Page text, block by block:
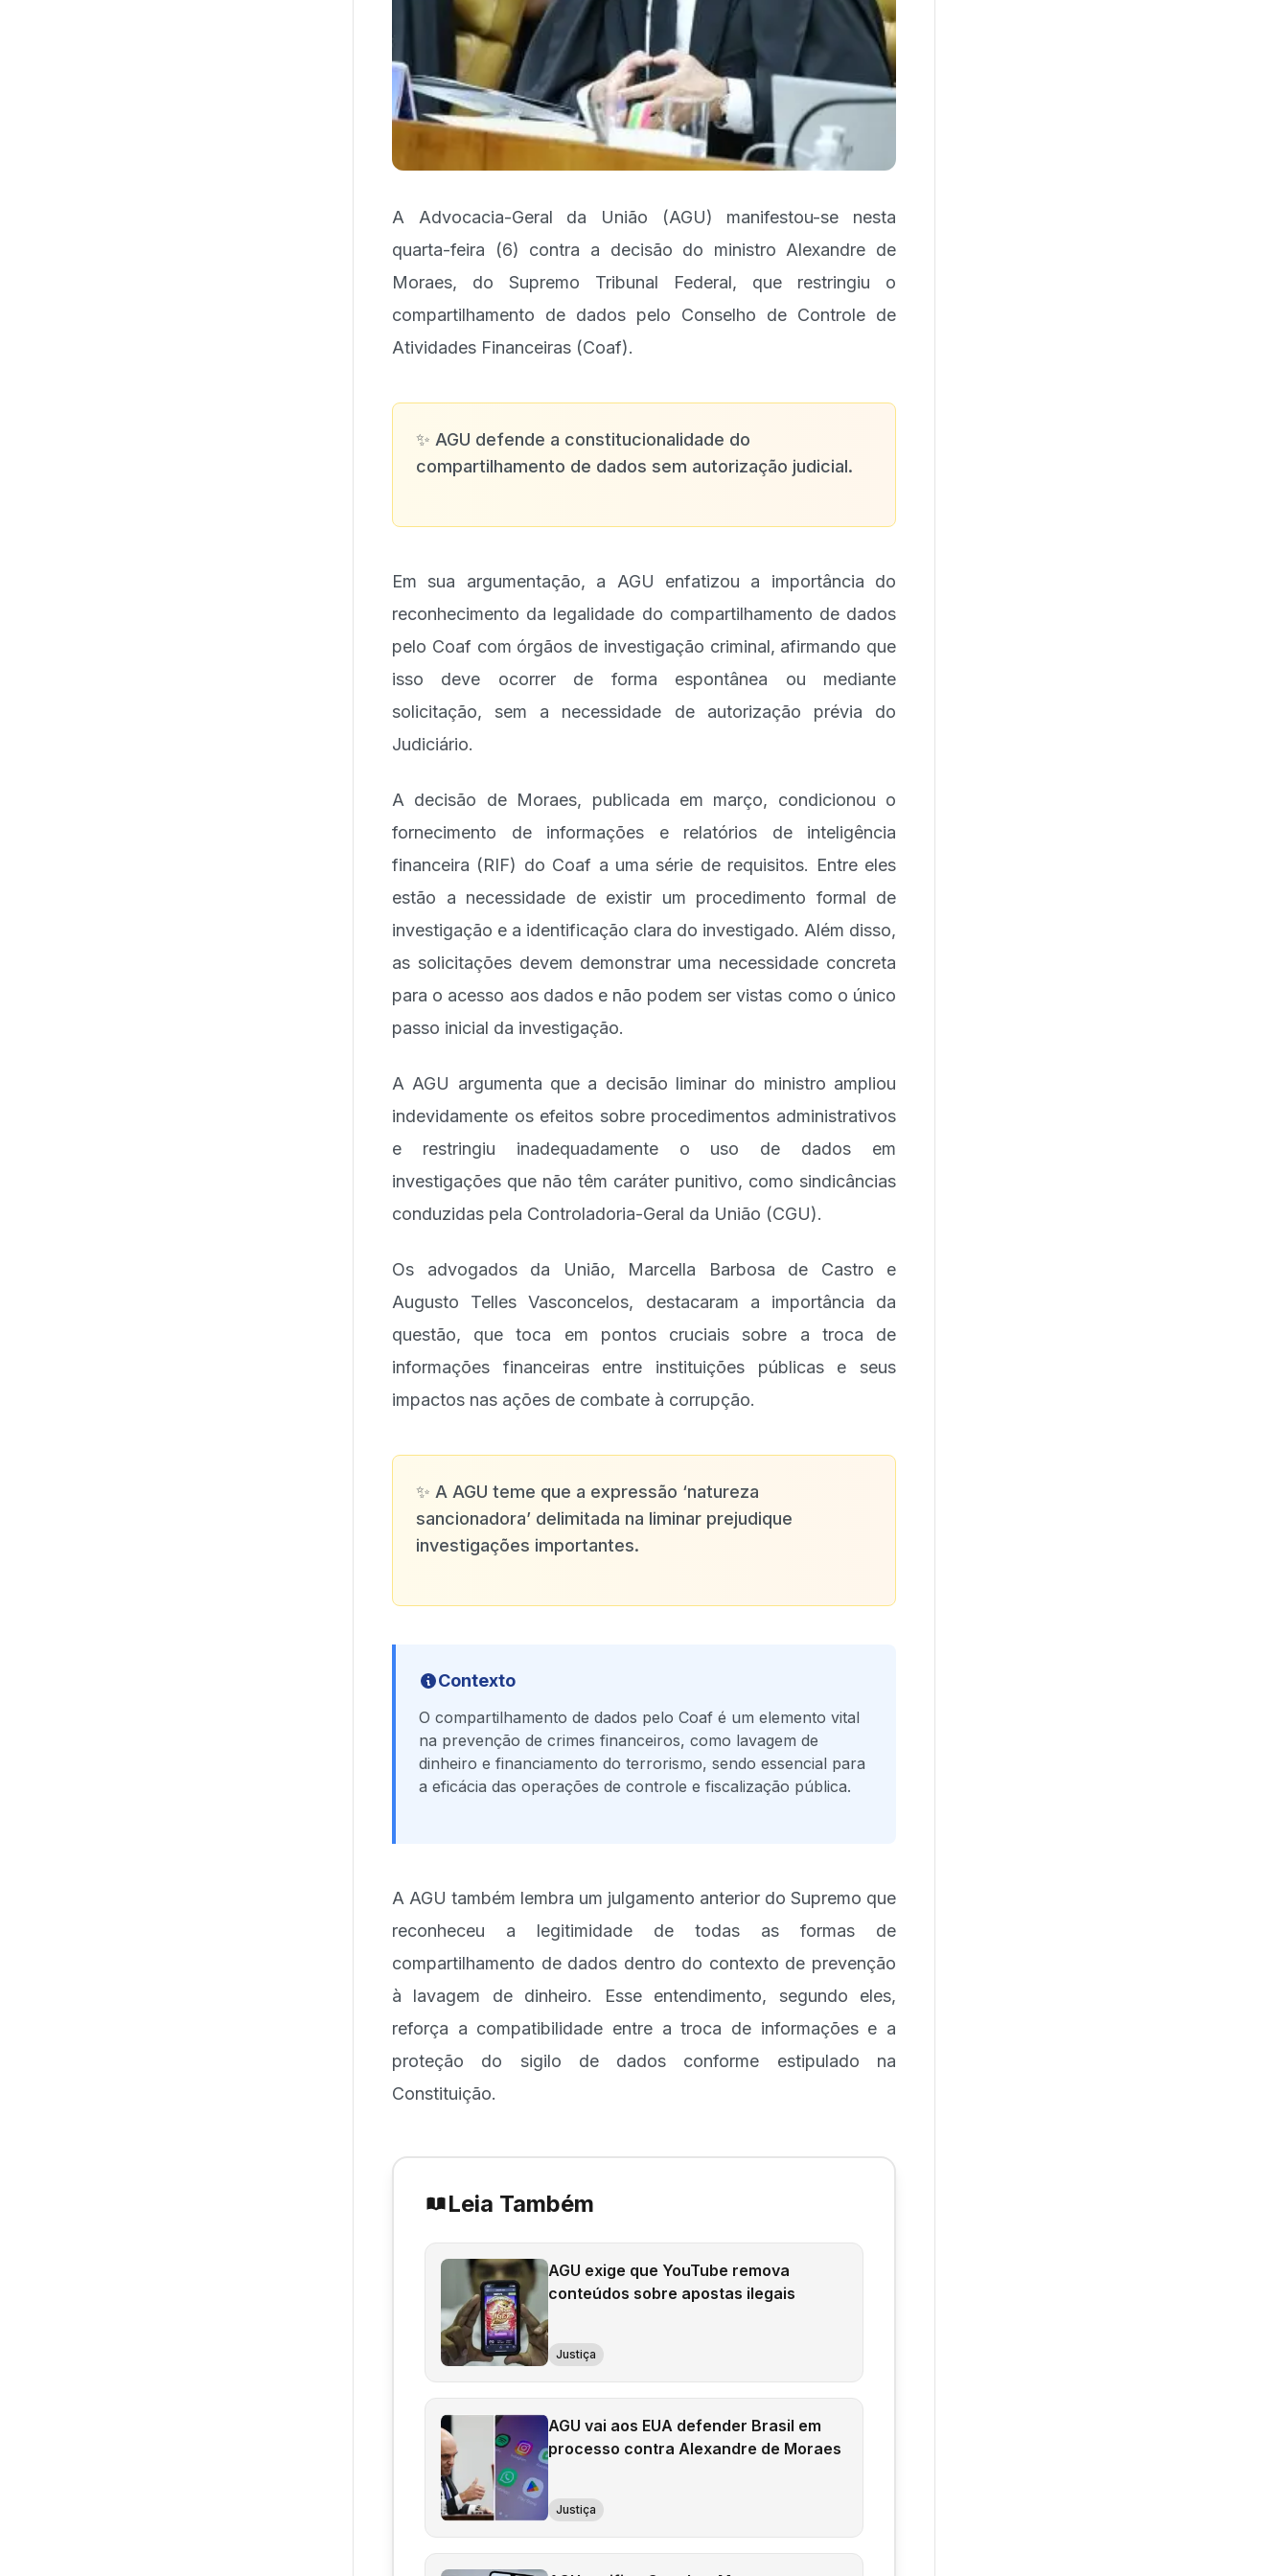
A Advocacia-Geral da União (AGU) manifestou-se nesta
quarta-feira (6) contra a decisão do ministro Alexandre de
Moraes, do Supremo Tribunal Federal, que restringiu o
compartilhamento de dados pelo Conselho de Controle de
Atividades Financeiras (Coaf).
✨ AGU defende a constitucionalidade do
compartilhamento de dados sem autorização judicial.
Em sua argumentação, a AGU enfatizou a importância do
reconhecimento da legalidade do compartilhamento de dados
pelo Coaf com órgãos de investigação criminal, afirmando que
isso deve ocorrer de forma espontânea ou mediante
solicitação, sem a necessidade de autorização prévia do
Judiciário.
A decisão de Moraes, publicada em março, condicionou o
fornecimento de informações e relatórios de inteligência
financeira (RIF) do Coaf a uma série de requisitos. Entre eles
estão a necessidade de existir um procedimento formal de
investigação e a identificação clara do investigado. Além disso,
as solicitações devem demonstrar uma necessidade concreta
para o acesso aos dados e não podem ser vistas como o único
passo inicial da investigação.
A AGU argumenta que a decisão liminar do ministro ampliou
indevidamente os efeitos sobre procedimentos administrativos
e restringiu inadequadamente o uso de dados em
investigações que não têm caráter punitivo, como sindicâncias
conduzidas pela Controladoria-Geral da União (CGU).
Os advogados da União, Marcella Barbosa de Castro e
Augusto Telles Vasconcelos, destacaram a importância da
questão, que toca em pontos cruciais sobre a troca de
informações financeiras entre instituições públicas e seus
impactos nas ações de combate à corrupção.
✨ A AGU teme que a expressão ‘natureza
sancionadora’ delimitada na liminar prejudique
investigações importantes.
Contexto
O compartilhamento de dados pelo Coaf é um elemento vital
na prevenção de crimes financeiros, como lavagem de
dinheiro e financiamento do terrorismo, sendo essencial para
a eficácia das operações de controle e fiscalização pública.
A AGU também lembra um julgamento anterior do Supremo que
reconheceu a legitimidade de todas as formas de
compartilhamento de dados dentro do contexto de prevenção
à lavagem de dinheiro. Esse entendimento, segundo eles,
reforça a compatibilidade entre a troca de informações e a
proteção do sigilo de dados conforme estipulado na
Constituição.
Leia Também
AGU exige que YouTube remova
conteúdos sobre apostas ilegais
Justiça
AGU vai aos EUA defender Brasil em
processo contra Alexandre de Moraes
Justiça